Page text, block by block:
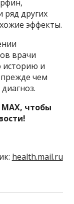
других
эффекты.
врачи
историю и
чем
чтобы
health.mail.ru